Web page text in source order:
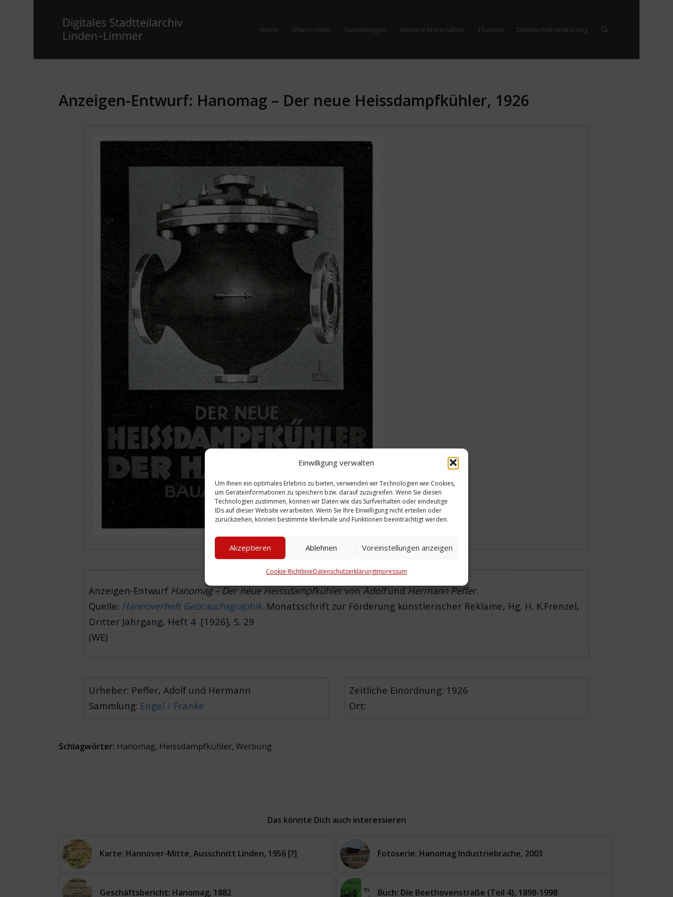
Einwilligung verwalten
Um Ihnen ein optimales Erlebnis zu bieten, verwenden wir Technologien wie Cookies,
um Geräteinformationen zu speichern bzw. darauf zuzugreifen. Wenn Sie diesen
Technologien zustimmen, können wir Daten wie das Surfverhalten oder eindeutige
IDs auf dieser Website verarbeiten. Wenn Sie Ihre Einwilligung nicht erteilen oder
zurückziehen, können bestimmte Merkmale und Funktionen beeinträchtigt werden.
Akzeptieren Ablehnen Voreinstellungen anzeigen
Cookie-RichtlinieDatenschutzerklärungImpressum
Home Übersichten Sammlungen Weitere Materialien Themen Datenschutzerklärung
Anzeigen-Entwurf: Hanomag – Der neue Heissdampfkühler, 1926
Anzeigen-Entwurf Hanomag – Der neue Heissdampfkühlervon Adolfund Hermann Peffer.
Quelle: Hannoverheft Gebrauchsgraphik. Monatsschrift zur Förderung künstlerischer Reklame, Hg. H. K.Frenzel,
Dritter Jahrgang, Heft 4 [1926], S. 29
(WE)
Urheber: Peffer, Adolf und Hermann
Sammlung: Engel / Franke
Zeitliche Einordnung: 1926
Ort:
Schlagwörter: Hanomag, Heissdampfkühler,Werbung
Das könnte Dich auch interessieren
Karte: Hannover-Mitte, Ausschnitt Linden, 1956 [?] Fotoserie: Hanomag Industriebrache, 2003
Geschäftsbericht: Hanomag, 1882 Buch: Die Beethovenstraße (Teil 4), 1898-1998